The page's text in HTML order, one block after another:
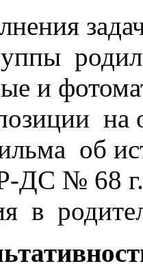
и
на
об
№ 68 г.
в